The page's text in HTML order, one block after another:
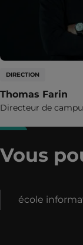
DIRECTION
Thomas Farin
Directeur de
Vous
école